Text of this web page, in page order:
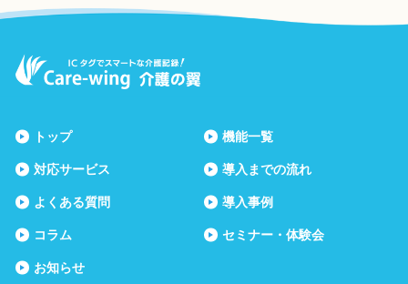
トップ 機能一覧
対応サービス 導入までの流れ
よくある質問 導入事例
コラム セミナー・体験会
お知らせ